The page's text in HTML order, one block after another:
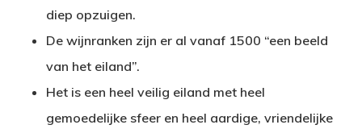
diep opzuigen.
De wijnranken zijn er al vanaf 1500 “een beeld
van het eiland”.
Het is een heel veilig eiland met heel
gemoedelijke sfeer en heel aardige, vriendelijke